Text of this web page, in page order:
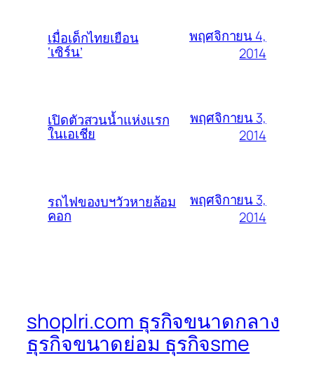
เมื่อเด็กไทยเยือน
‘เซิร์น’
พฤศจิกายน 4,
2014
เปิดตัวสวนน้ำแห่งแรก
ในเอเชีย
พฤศจิกายน 3,
2014
รถไฟของบฯวัวหายล้อม
คอก
พฤศจิกายน 3,
2014
shoplri.com ธุรกิจขนาดกลาง
ธุรกิจขนาดย่อม ธุรกิจsme